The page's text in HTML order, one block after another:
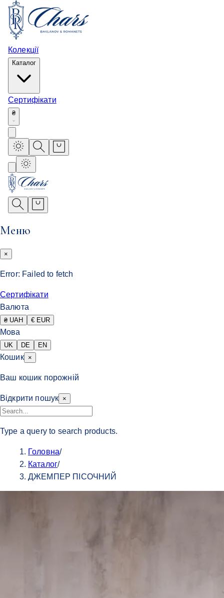
Колекції
Каталог
Сертифікати
₴
Меню
×
Error: Failed to fetch
Сертифікати
Валюта
₴ UAH € EUR
Мова
UK DE EN
Кошик ×
Ваш кошик порожній
Відкрити пошук ×
Type a query to search products.
Головна/
Каталог/
ДЖЕМПЕР ПІСОЧНИЙ